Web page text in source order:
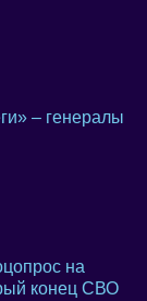
– генералы
на
конец СВО